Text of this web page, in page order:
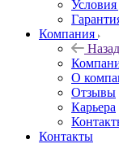
Условия
Компания
Назад
О
Отзывы
Карьера
Контакты